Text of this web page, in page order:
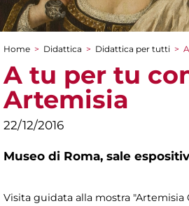
Tu sei qui
Home > Didattica > Didattica per tutti >
A tu per tu
Artemisia
22/12/2016
Museo di Roma, sale
Visita guidata alla mostra "Artemisia